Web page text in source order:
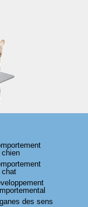
chien
chat
des sens